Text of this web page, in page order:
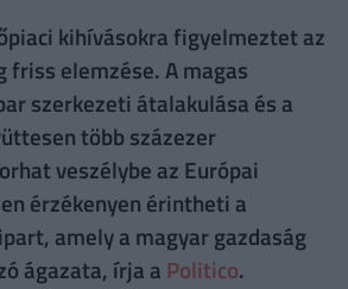
kihívásokra figyelmeztet az
friss elemzése. A magas
szerkezeti átalakulása és a
több százezer
veszélybe az Európai
érzékenyen érintheti a
amely a magyar gazdaság
ágazata, írja a Politico.